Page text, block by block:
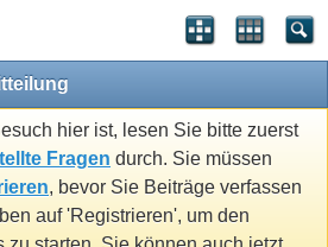
hier ist, lesen Sie bitte zuerst
Fragen durch. Sie müssen
, bevor Sie Beiträge verfassen
auf 'Registrieren', um den